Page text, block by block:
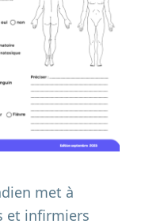
met à
et infirmiers